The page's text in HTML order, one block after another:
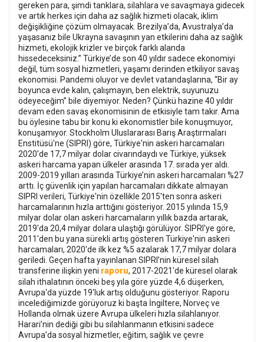
gereken para, şimdi tanklara, silahlara ve savaşmaya gidecek
ve artık herkes için daha az sağlık hizmeti olacak, iklim
değişikliğine çözüm olmayacak. Brezilya’da, Avustralya’da
yaşasanız bile Ukrayna savaşının yan etkilerini daha az sağlık
hizmeti, ekolojik krizler ve birçok farklı alanda
hissedeceksiniz.” Türkiye’de son 40 yıldır sadece ekonomiyi
değil, tüm sosyal hizmetleri, yaşamı derinden etkiliyor savaş
ekonomisi. Pandemi oluyor ve devlet vatandaşlarına, “Bir ay
boyunca evde kalın, çalışmayın, ben elektrik, suyunuzu
ödeyeceğim” bile diyemiyor. Neden? Çünkü hazine 40 yıldır
devam eden savaş ekonomisinin de etkisiyle tam takır. Ama
bu öylesine tabu bir konu ki ekonomistler bile konuşmuyor,
konuşamıyor. Stockholm Uluslararası Barış Araştırmaları
Enstitüsü'ne (SIPRI) göre, Türkiye'nin askeri harcamaları
2020'de 17,7 milyar dolar civarındaydı ve Türkiye, yüksek
askeri harcama yapan ülkeler arasında 17. sırada yer aldı.
2009-2019 yılları arasında Türkiye’nin askeri harcamaları %27
arttı. İç güvenlik için yapılan harcamaları dikkate almayan
SIPRI verileri, Türkiye'nin özellikle 2015'ten sonra askeri
harcamalarının hızla arttığını gösteriyor. 2015 yılında 15,9
milyar dolar olan askeri harcamaların yıllık bazda artarak,
2019'da 20,4 milyar dolara ulaştığı görülüyor. SIPRI'ye göre,
2011'den bu yana sürekli artış gösteren Türkiye'nin askeri
harcamaları, 2020'de ilk kez %5 azalarak 17,7 milyar dolara
geriledi. Geçen hafta yayınlanan SIPRI’nin küresel silah
transferine ilişkin yeni raporu, 2017-2021'de küresel olarak
silah ithalatının önceki beş yıla göre yüzde 4,6 düşerken,
Avrupa'da yüzde 19'luk artış olduğunu gösteriyor. Raporu
incelediğimizde görüyoruz ki başta İngiltere, Norveç ve
Hollanda olmak üzere Avrupa ülkeleri hızla silahlanıyor.
Harari’nin dediği gibi bu silahlanmanın etkisini sadece
Avrupa’da sosyal hizmetler, eğitim, sağlık ve çevre